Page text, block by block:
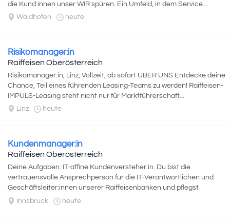
die Kund:innen unser WIR spüren. Ein Umfeld, in dem Service...
Waidhofen
heute
Risikomanager:in
Raiffeisen Oberösterreich
Risikomanager:in, Linz, Vollzeit, ab sofort ÜBER UNS Entdecke deine
Chance, Teil eines führenden Leasing-Teams zu werden! Raiffeisen-
IMPULS-Leasing steht nicht nur für Marktführerschaft...
Linz
heute
Kundenmanager:in
Raiffeisen Oberösterreich
Deine Aufgaben: IT-affine Kundenversteher:in. Du bist die
vertrauensvolle Ansprechperson für die IT-Verantwortlichen und
Geschäftsleiter:innen unserer Raiffeisenbanken und pflegst
langfristige Kundenbeziehungen...
Innsbruck heute